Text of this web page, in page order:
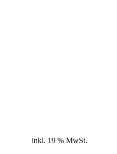
inkl. 19 % MwSt.